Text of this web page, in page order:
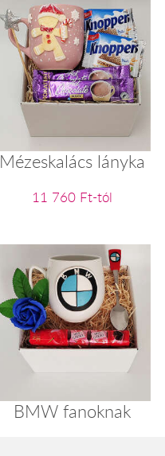
Mézeskalács lányka
11 760 Ft-tól
BMW fanoknak